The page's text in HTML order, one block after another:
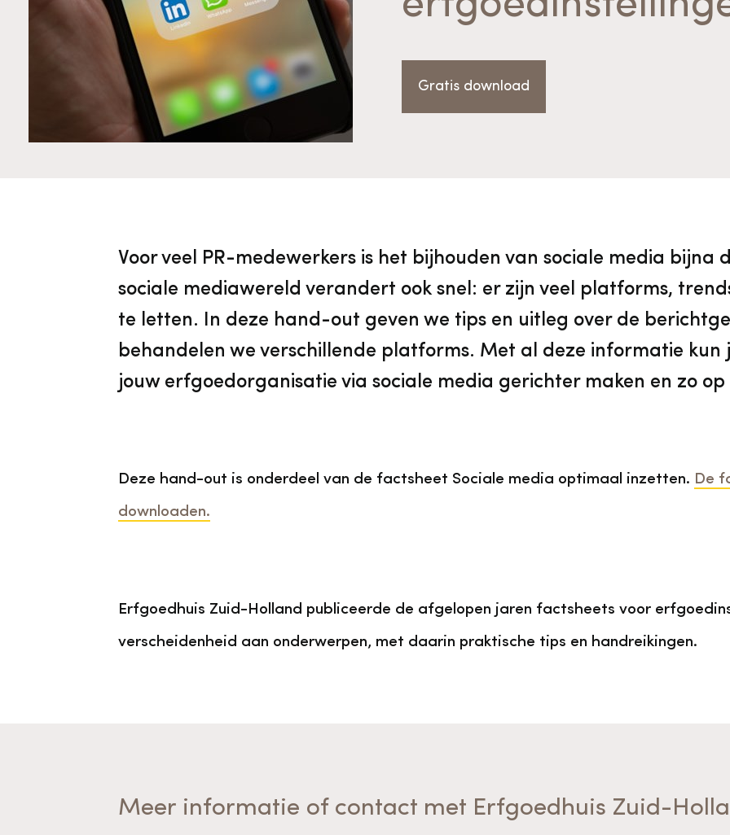
Downloads en nieuwsbrieven Contact
Digitale toegankelijkheid
Pers
Cultureel Erfgoed
vrijwilligers
Diensten Aanvraagformulier
Organisatie Onze medewerkers
Gratis download
Voor veel PR-medewerkers is het bijhouden van sociale media bijna
sociale mediawereld verandert ook snel: er zijn veel platforms,
te letten. In deze hand-out geven we tips en uitleg over de
behandelen we verschillende platforms. Met al deze informatie kun
jouw erfgoedorganisatie via sociale media gerichter maken en zo
Deze hand-out is onderdeel van de factsheet Sociale media optimaal inzetten. De
downloaden.
Erfgoedhuis Zuid-Holland publiceerde de afgelopen jaren factsheets voor
verscheidenheid aan onderwerpen, met daarin praktische tips en handreikingen.
Meer informatie of contact met Erfgoedhuis Zuid-